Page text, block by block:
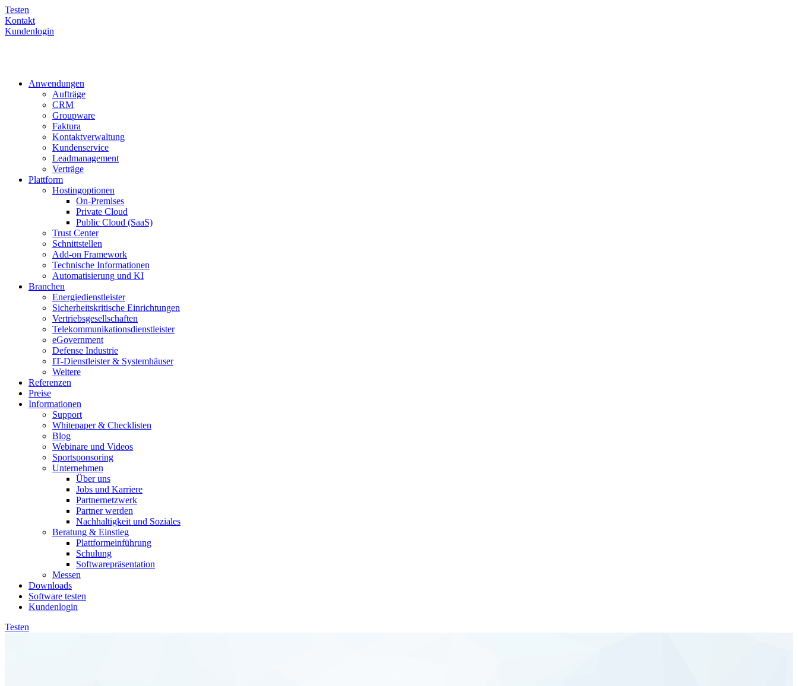
Testen
Kontakt
Kundenlogin
Anwendungen
Aufträge
CRM
Groupware
Faktura
Kontaktverwaltung
Kundenservice
Leadmanagement
Verträge
Plattform
Hostingoptionen
On-Premises
Private Cloud
Public Cloud (SaaS)
Trust Center
Schnittstellen
Add-on Framework
Technische Informationen
Automatisierung und KI
Branchen
Energiedienstleister
Sicherheitskritische Einrichtungen
Vertriebsgesellschaften
Telekommunikationsdienstleister
eGovernment
Defense Industrie
IT-Dienstleister & Systemhäuser
Weitere
Referenzen
Preise
Informationen
Support
Whitepaper & Checklisten
Blog
Webinare und Videos
Sportsponsoring
Unternehmen
Über uns
Jobs und Karriere
Partnernetzwerk
Partner werden
Nachhaltigkeit und Soziales
Beratung & Einstieg
Plattformeinführung
Schulung
Softwarepräsentation
Messen
Downloads
Software testen
Kundenlogin
Testen